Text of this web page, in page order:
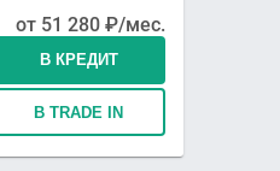
от 51 280₽/мес.
В КРЕДИТ
В TRADE IN